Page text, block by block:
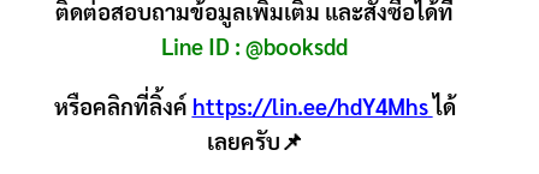
ติดต่อสอบถามข้อมูลเพิ่มเติม และสั่งซื้อได้ที่
Line ID :@booksdd
หรือคลิกที่ลิ้งค์ https://lin.ee/hdY4Mhsได้
เลยครับ📌